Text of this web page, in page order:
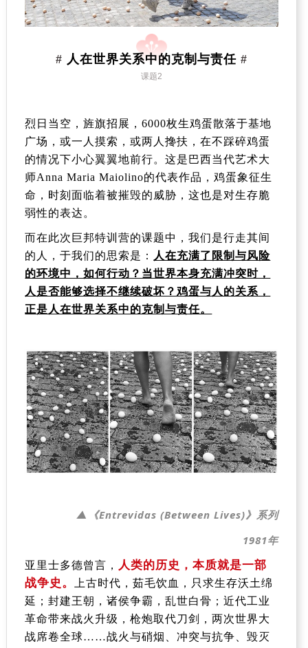
# 人在世界关系中的克制与责任 #
课题2
烈日当空，旌旗招展，6000枚生鸡蛋散落于基地
广场，或一人摸索，或两人搀扶，在不踩碎鸡蛋
的情况下小心翼翼地前行。这是巴西当代艺术大
师Anna Maria Maiolino的代表作品，鸡蛋象征生
命，时刻面临着被摧毁的威胁，这也是对生存脆
弱性的表达。
而在此次巨邦特训营的课题中，我们是行走其间
的人，于我们的思索是：
人在充满了限制与风险
的环境中，如何行动？当世界本身充满冲突时，
人是否能够选择不继续破坏？鸡蛋与人的关系，
正是人在世界关系中的克制与责任。
▲
《Entrevidas (Between Lives)》系列
1981年
亚里士多德曾言， 人类的历史，本质就是一部
战争史。 上古时代，茹毛饮血，只求生存沃土绵
延；封建王朝，诸侯争霸，乱世白骨；近代工业
革命带来战火升级，枪炮取代刀剑，两次世界大
战席卷全球……战火与硝烟、冲突与抗争、毁灭